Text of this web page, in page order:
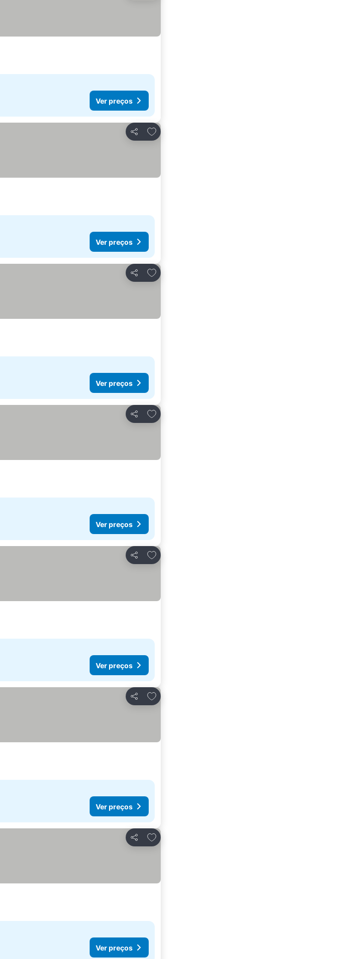
Ver preços
Partilhar
Adicionar aos favoritos
Ver preços
Partilhar
Adicionar aos favoritos
Ver preços
Partilhar
Adicionar aos favoritos
Ver preços
Partilhar
Adicionar aos favoritos
Ver preços
Partilhar
Adicionar aos favoritos
Ver preços
Partilhar
Adicionar aos favoritos
Ver preços